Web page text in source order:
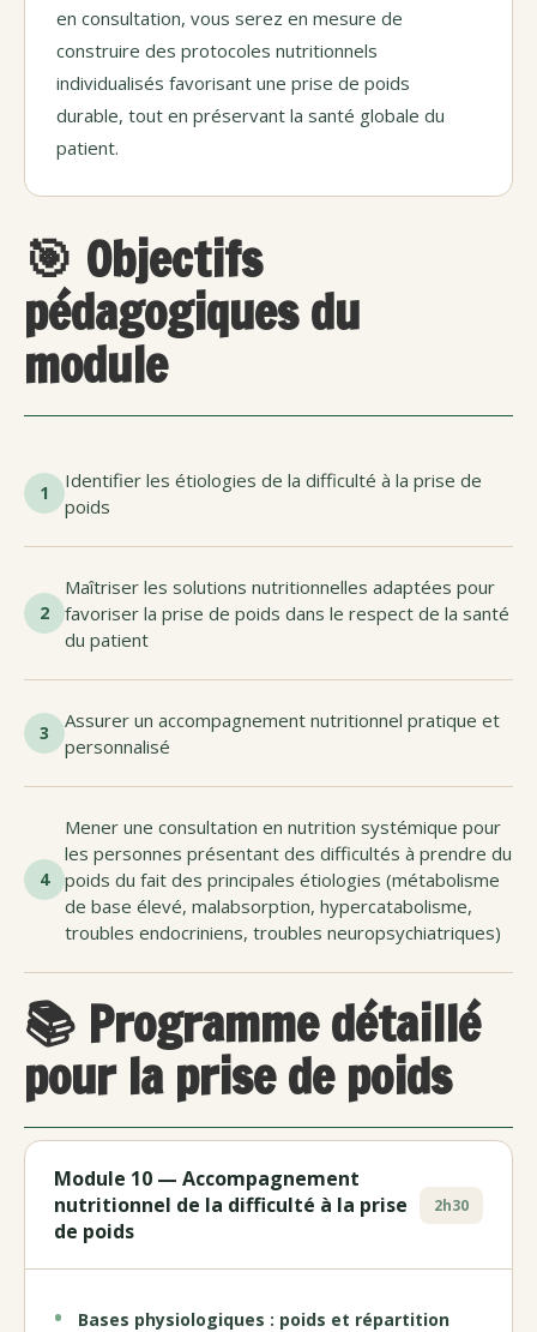
en consultation, vous serez en mesure de
construire des protocoles nutritionnels
individualisés favorisant une prise de poids
durable, tout en préservant la santé globale du
patient.
🎯 Objectifs
pédagogiques du
module
1
Identifier les étiologies de la difficulté à la prise de
poids
2
Maîtriser les solutions nutritionnelles adaptées pour
favoriser la prise de poids dans le respect de la santé
du patient
3
Assurer un accompagnement nutritionnel pratique et
personnalisé
4
Mener une consultation en nutrition systémique pour
les personnes présentant des difficultés à prendre du
poids du fait des principales étiologies (métabolisme
de base élevé, malabsorption, hypercatabolisme,
troubles endocriniens, troubles neuropsychiatriques)
📚 Programme détaillé
pour la prise de poids
Module 10 — Accompagnement
nutritionnel de la difficulté à la prise
de poids
2h30
Bases physiologiques : poids et répartition